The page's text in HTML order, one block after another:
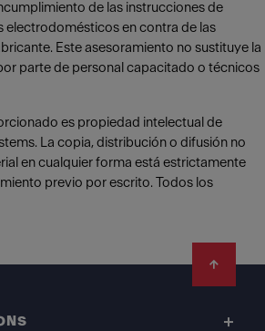
de las instrucciones de
electrodomésticos en contra de las
Este asesoramiento no sustituye la
parte de personal capacitado o técnicos
es propiedad intelectual de
La copia, distribución o difusión no
en cualquier forma está estrictamente
previo por escrito. Todos los